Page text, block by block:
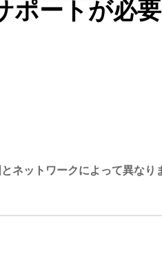
ポートが必
ネットワークによって異なり